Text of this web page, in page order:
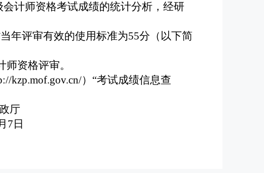
计师资格考试成绩的统计分析，经研
年评审有效的使用标准为55分（以下简
师资格评审。
kzp.mof.gov.cn/）“考试成绩信息查
厅
7 日